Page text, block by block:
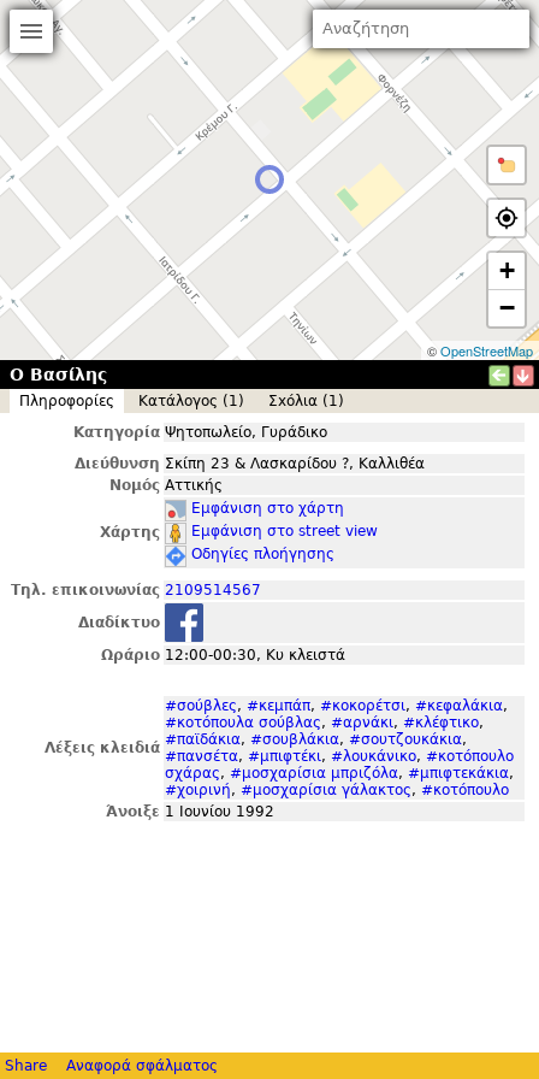
+
−
©OpenStreetMap
Ο Βασίλης
Πληροφορίες Κατάλογος (1)
Σxόλια (1)
Κατηγορία Ψητοπωλείο, Γυράδικο
Διεύθυνση Σκίπη 23 & Λασκαρίδου ?, Καλλιθέα
Νομός Αττικής
Χάρτης
Εμφάνιση στο χάρτη
Εμφάνιση στο street view
Οδηγίες πλοήγησης
Τηλ. επικοινωνίας 2109514567
Διαδίκτυο
Ωράριο 12:00-00:30, Κυ κλειστά
Λέξεις κλειδιά
#σούβλες, #κεμπάπ, #κοκορέτσι, #κεφαλάκια,
#κοτόπουλα σούβλας, #αρνάκι, #κλέφτικο,
#παϊδάκια, #σουβλάκια, #σουτζουκάκια,
#πανσέτα, #μπιφτέκι, #λουκάνικο, #κοτόπουλο
σχάρας, #μοσχαρίσια μπριζόλα, #μπιφτεκάκια,
#χοιρινή, #μοσχαρίσια γάλακτος, #κοτόπουλο
Άνοιξε 1 Ιουνίου 1992
Share Αναφορά σφάλματος